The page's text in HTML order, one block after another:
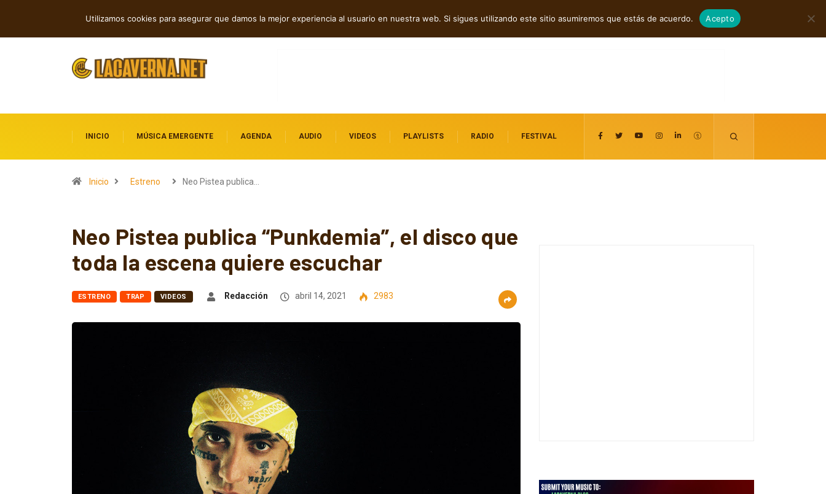
agosto 8, 2026
INICIO MÚSICA EMERGENTE AGENDA AUDIO VIDEOS PLAYLISTS RADIO FESTIVAL
Inicio Estreno Neo Pistea publica…
Neo Pistea publica “Punkdemia”, el disco que
toda la escena quiere escuchar
ESTRENO TRAP VIDEOS Redacción abril 14, 2021 2983
Utilizamos cookies para asegurar que damos la mejor experiencia al usuario en nuestra web. Si sigues utilizando este sitio asumiremos que estás de acuerdo. Acepto